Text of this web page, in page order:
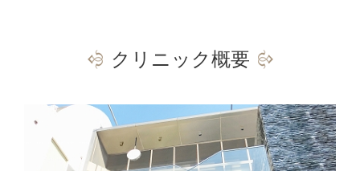
クリニック概要